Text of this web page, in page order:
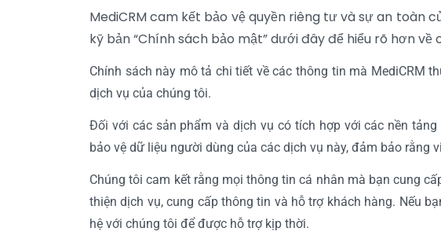
MediCRM cam kết bảo vệ quyền riêng tư và sự an toàn
kỹ bản “Chính sách bảo mật” dưới đây để hiểu rõ hơn
Chính sách này mô tả chi tiết về các thông tin mà MediCRM
dịch vụ của chúng tôi.
Đối với các sản phẩm và dịch vụ có tích hợp với các nền
bảo vệ dữ liệu người dùng của các dịch vụ này, đảm bảo
Chúng tôi cam kết rằng mọi thông tin cá nhân mà bạn cung
thiện dịch vụ, cung cấp thông tin và hỗ trợ khách hàng. Nếu
hệ với chúng tôi để được hỗ trợ kịp thời.